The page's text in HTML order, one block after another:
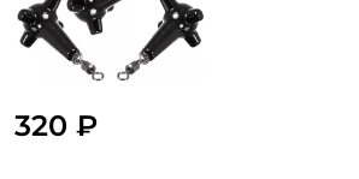
320 ₽